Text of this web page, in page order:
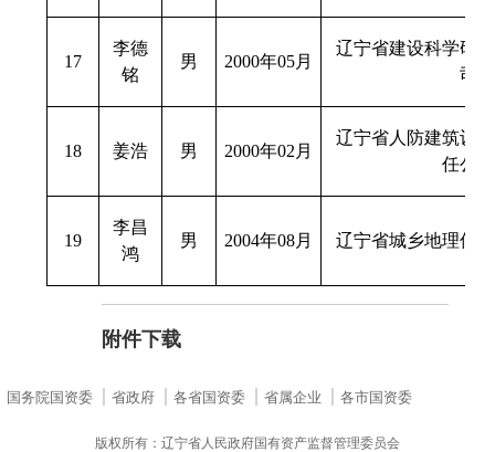
17
李德
铭
男 2000年05月
辽宁省建设科学研
司
18 姜浩 男 2000年02月
辽宁省人防建筑设
任公司
19
李昌
鸿
男 2004年08月 辽宁省城乡地理信
附件下载
国务院国资委 省政府 各省国资委 省属企业 各市国资委
版权所有：辽宁省人民政府国有资产监督管理委员会